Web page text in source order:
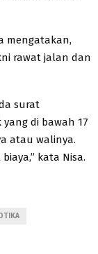
mengatakan,
rawat jalan dan
surat
di bawah 17
atau walinya.
kata Nisa.